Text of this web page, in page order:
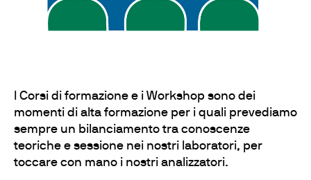
I Corsi di formazione e i Workshop sono dei
momenti di alta formazione per i quali prevediamo
sempre un bilanciamento tra conoscenze
teoriche e sessione nei nostri laboratori, per
toccare con mano i nostri analizzatori.